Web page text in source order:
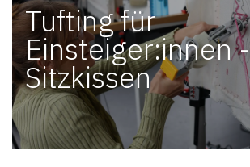
Tufting für
Einsteiger:innen -
Sitzkissen